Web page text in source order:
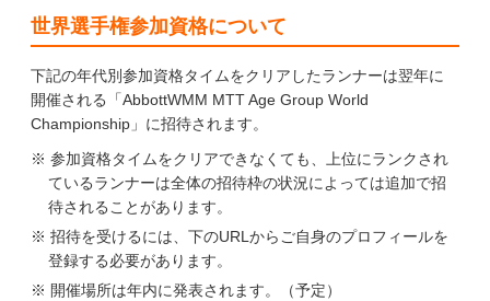
世界選手権参加資格について
下記の年代別参加資格タイムをクリアしたランナーは翌年に
開催される「AbbottWMM MTT Age Group World
Championship」に招待されます。
参加資格タイムをクリアできなくても、上位にランクされ
ているランナーは全体の招待枠の状況によっては追加で招
待されることがあります。
招待を受けるには、下のURLからご自身のプロフィールを
登録する必要があります。
開催場所は年内に発表されます。（予定）